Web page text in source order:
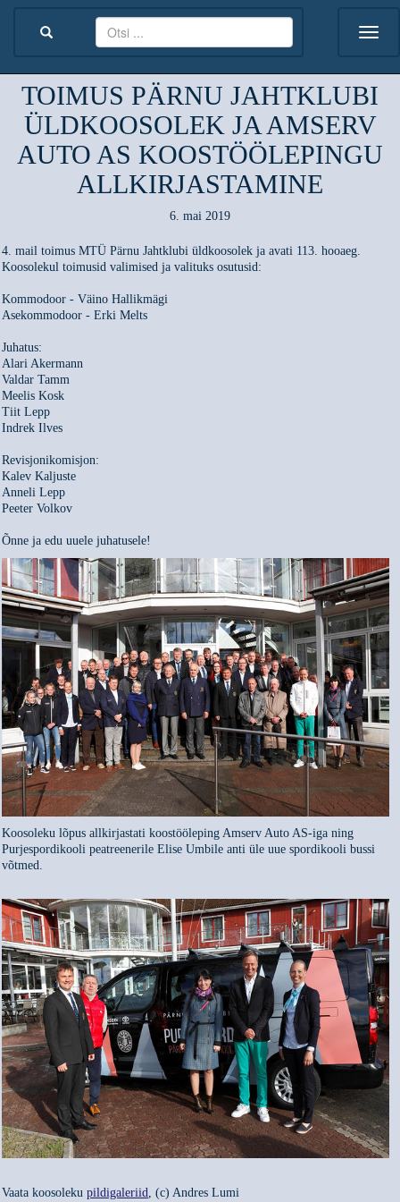
TOIMUS PÄRNU JAHTKLUBI
ÜLDKOOSOLEK JA AMSERV
AUTO AS KOOSTÖÖLEPINGU
ALLKIRJASTAMINE
6. mai 2019
4. mail toimus MTÜ Pärnu Jahtklubi üldkoosolek ja avati 113. hooaeg.
Koosolekul toimusid valimised ja valituks osutusid:
Kommodoor - Väino Hallikmägi
Asekommodoor - Erki Melts
Juhatus:
Alari Akermann
Valdar Tamm
Meelis Kosk
Tiit Lepp
Indrek Ilves
Revisjonikomisjon:
Kalev Kaljuste
Anneli Lepp
Peeter Volkov
Õnne ja edu uuele juhatusele!
Koosoleku lõpus allkirjastati koostööleping Amserv Auto AS-iga ning
Purjespordikooli peatreenerile Elise Umbile anti üle uue spordikooli bussi
võtmed.
Vaata koosoleku pildigaleriid , (c) Andres Lumi